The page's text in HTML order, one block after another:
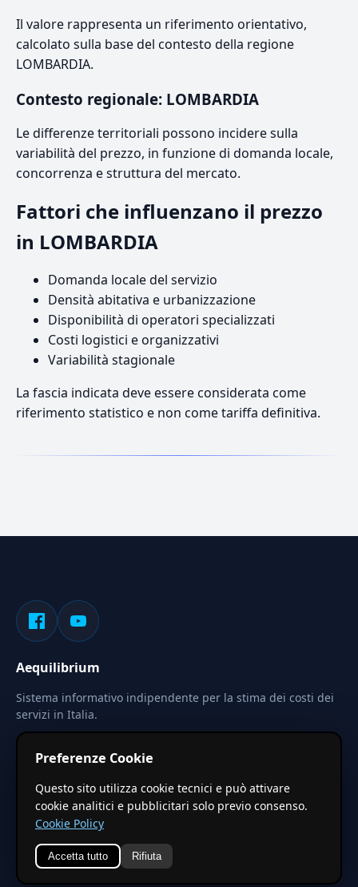
Il valore rappresenta un riferimento orientativo,
calcolato sulla base del contesto della regione
LOMBARDIA.
Contesto regionale: LOMBARDIA
Le differenze territoriali possono incidere sulla
variabilità del prezzo, in funzione di domanda locale,
concorrenza e struttura del mercato.
Fattori che influenzano il prezzo
in LOMBARDIA
Domanda locale del servizio
Densità abitativa e urbanizzazione
Disponibilità di operatori specializzati
Costi logistici e organizzativi
Variabilità stagionale
La fascia indicata deve essere considerata come
riferimento statistico e non come tariffa definitiva.
Aequilibrium
Sistema informativo indipendente per la stima dei costi dei
servizi in Italia.
Le stime pubblicate sono calcolate tramite coefficienti
territoriali regionali applicati a valori base nazionali. Non
costituiscono preventivo ufficiale.
© 2026 Aequilibrium — Un progetto di vxd.mobi
Preferenze Cookie
Questo sito utilizza cookie tecnici e può attivare
cookie analitici e pubblicitari solo previo consenso.
Cookie Policy
Accetta tutto Rifiuta